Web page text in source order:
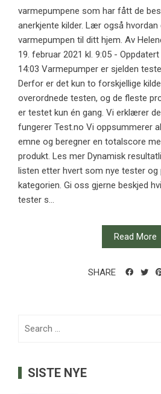
varmepumpene som har fått de
anerkjente kilder. Lær også hvordan
varmepumpen til ditt hjem. Av
19. februar 2021 kl. 9:05 -
14:03 Varmepumper er sjelden
Derfor er det kun to forskjellige
overordnede testen, og de fleste
er testet kun én gang. Vi erklærer
fungerer Test.no Vi oppsummerer
emne og beregner en totalscore
produkt. Les mer Dynamisk
listen etter hvert som nye tester og
kategorien. Gi oss gjerne beskjed
tester s...
Read More
SHARE
SISTE NYE